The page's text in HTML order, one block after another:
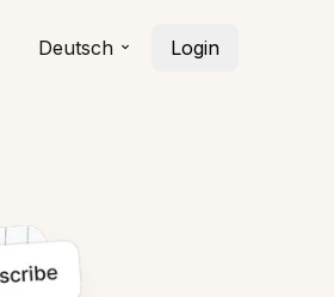
Deutsch Login